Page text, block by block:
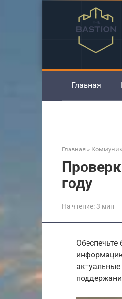
Главная
Главная »
году
На чтение:3 мин
Обеспечьте